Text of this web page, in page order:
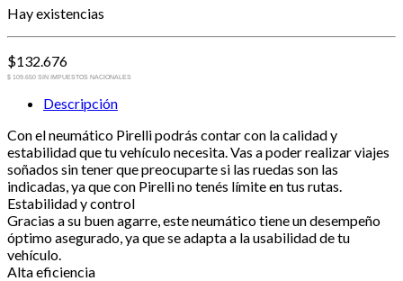
Hay existencias
$132.676
$ 109.650 SIN IMPUESTOS NACIONALES
Descripción
Con el neumático Pirelli podrás contar con la calidad y
estabilidad que tu vehículo necesita. Vas a poder realizar viajes
soñados sin tener que preocuparte si las ruedas son las
indicadas, ya que con Pirelli no tenés límite en tus rutas.
Estabilidad y control
Gracias a su buen agarre, este neumático tiene un desempeño
óptimo asegurado, ya que se adapta a la usabilidad de tu
vehículo.
Alta eficiencia